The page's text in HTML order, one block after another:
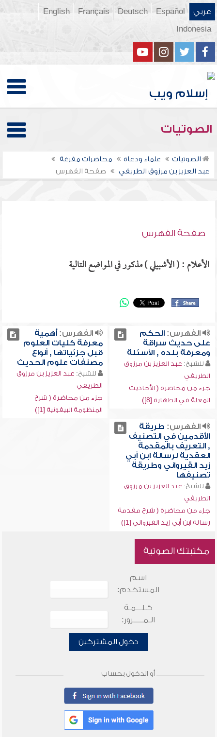
عربي Español
Deutsch
Français
English
Indonesia
الصوتيات
الصوتيات علماء ودعاة
محاضرات مفرغة
عبد العزيز بن مرزوق الطريفي
صفحة الفهرس
صفحة الفهرس
الأعلام : ( الأشبيلي ) مذكور في المواضع التالية
الفهرس:الحكم
على حديث سراقة
ومعرفة بلده , الأسئلة
للشيخ: عبد العزيز بن مرزوق
الطريفي
جزء من محاضرة ( الأحاديث
المعلة في الطهارة [8])
الفهرس:أهمية
معرفة كليات العلوم
قبل جزئياتها , أنواع
مصنفات علوم الحديث
للشيخ: عبد العزيز بن مرزوق
الطريفي
جزء من محاضرة ( شرح
المنظومة البيقونية [1])
الفهرس: طريقة
الأقدمين في التصنيف
, التعريف بالمقدمة
العقدية لرسالة ابن أبي
زيد القيرواني وطريقة
تصنيفها
للشيخ: عبد العزيز بن مرزوق
الطريفي
جزء من محاضرة ( شرح مقدمة
رسالة ابن أبي زيد القيرواني [1])
مكتبتك الصوتية
اسم
المستخدم:
كـلـــمـة
الـمـــــرور:
دخول المشتركين
أو الدخول بحساب